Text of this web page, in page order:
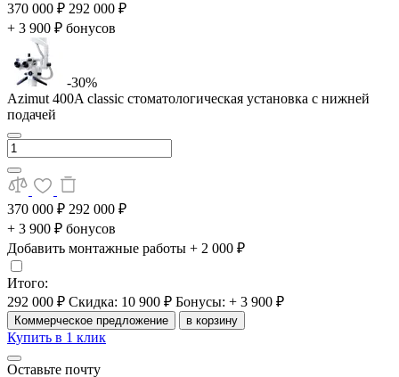
370 000 ₽ 292 000 ₽
+ 3 900 ₽ бонусов
-30%
Azimut 400A classic стоматологическая установка с нижней
подачей
370 000 ₽ 292 000 ₽
+ 3 900 ₽ бонусов
Добавить монтажные работы + 2 000 ₽
Итого:
292 000 ₽ Скидка: 10 900 ₽ Бонусы: + 3 900 ₽
Коммерческое предложение в корзину
Купить в 1 клик
Оставьте почту